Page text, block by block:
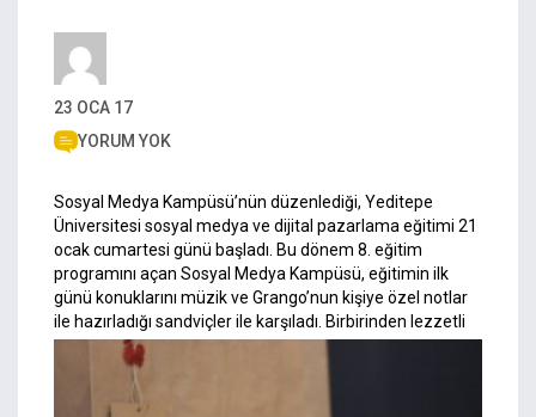
23 OCA 17
YORUM YOK
Sosyal Medya Kampüsü’nün düzenlediği, Yeditepe
Üniversitesi sosyal medya ve dijital pazarlama eğitimi 21
ocak cumartesi günü başladı. Bu dönem 8. eğitim
programını açan Sosyal Medya Kampüsü, eğitimin ilk
günü konuklarını müzik ve Grango’nun kişiye özel notlar
ile hazırladığı sandviçler ile karşıladı. Birbirinden lezzetli